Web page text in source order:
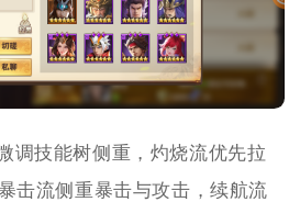
调技能树侧重，灼烧流优先拉
击流侧重暴击与攻击，续航流